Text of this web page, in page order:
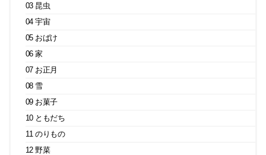
03 昆虫
04 宇宙
05 おばけ
06 家
07 お正月
08 雪
09 お菓子
10 ともだち
11 のりもの
12 野菜